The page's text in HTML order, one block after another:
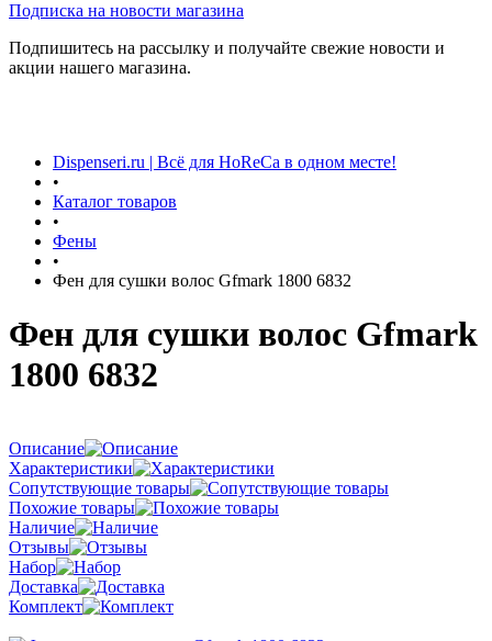
Подписка на новости магазина
Подпишитесь на рассылку и получайте свежие новости и
акции нашего магазина.
Dispenseri.ru | Всё для HoReCa в одном месте!
•
Каталог товаров
•
Фены
•
Фен для сушки волос Gfmark 1800 6832
Фен для сушки волос Gfmark
1800 6832
Описание
Характеристики
Сопутствующие товары
Похожие товары
Наличие
Отзывы
Набор
Доставка
Комплект